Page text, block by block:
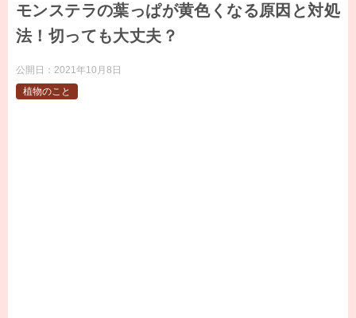
モンステラの葉っぱが黄色くなる原因と対処
法！切っても大丈夫？
公開日： 2021年10月8日
植物のこと